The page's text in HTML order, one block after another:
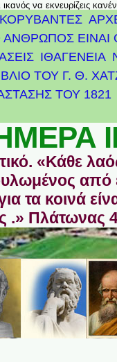
ικανός να εκνευρίζεις
ΚΟΡΥΒΑΝΤΕΣ
ΑΝΘΡΩΠΟΣ ΕΙΝΑΙ
ΙΘΑΓΕΝΕΙΑ
ΤΟΥ Γ. Θ.
ΤΟΥ 1821
«Κάθε
τα κοινά
.» Πλάτωνας